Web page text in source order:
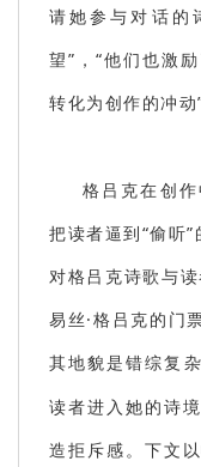
请她参与对话的
望”，“他们也激
转化为创作的冲动
格吕克在创
把读者逼到“偷听
对格吕克诗歌与
易丝·格吕克的门
其地貌是错综复
读者进入她的诗
造拒斥感。下文